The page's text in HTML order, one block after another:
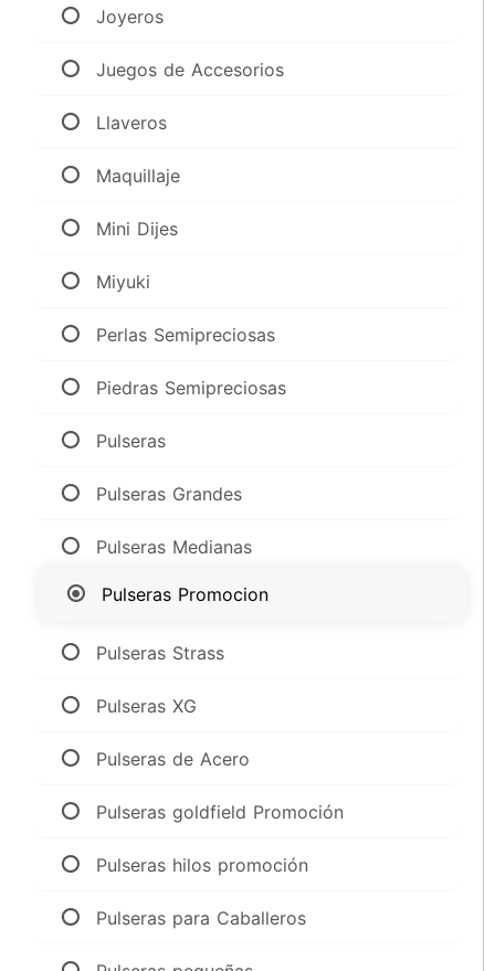
Joyeros
Juegos de Accesorios
Llaveros
Maquillaje
Mini Dijes
Miyuki
Perlas Semipreciosas
Piedras Semipreciosas
Pulseras
Pulseras Grandes
Pulseras Medianas
Pulseras Promocion
Pulseras Strass
Pulseras XG
Pulseras de Acero
Pulseras goldfield Promoción
Pulseras hilos promoción
Pulseras para Caballeros